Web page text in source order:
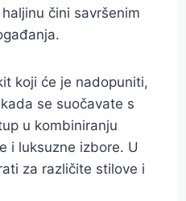
čini savršenim
koji će je nadopuniti,
se suočavate s
u kombiniranju
i luksuzne izbore. U
za različite stilove i